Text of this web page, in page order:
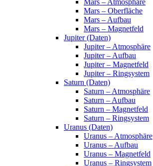
Mars – Oberfläche
Mars – Aufbau
Mars – Magnetfeld
Jupiter (Daten)
Jupiter – Atmosphäre
Jupiter – Aufbau
Jupiter – Magnetfeld
Jupiter – Ringsystem
Saturn (Daten)
Saturn – Atmosphäre
Saturn – Aufbau
Saturn – Magnetfeld
Saturn – Ringsystem
Uranus (Daten)
Uranus – Atmosphäre
Uranus – Aufbau
Uranus – Magnetfeld
Uranus – Ringsystem